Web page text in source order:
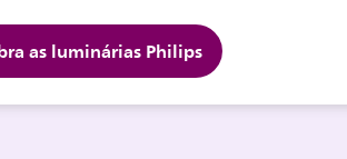
as luminárias Philips